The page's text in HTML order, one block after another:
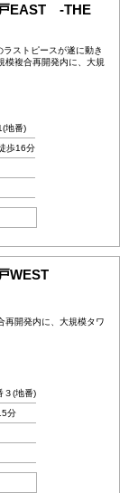
EAST -THE
ストピースが遂に動き
模複合再開発内に、大規
地番)
歩16分
WEST
再開発内に、大規模タワ
３(地番)
分